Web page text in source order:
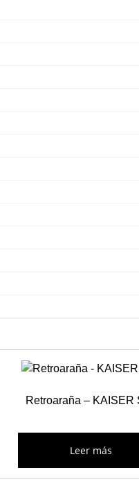
Retroaraña – KAISER
Leer más